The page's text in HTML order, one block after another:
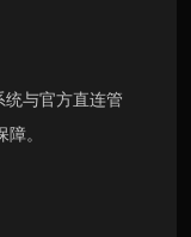
与官方直连管
。